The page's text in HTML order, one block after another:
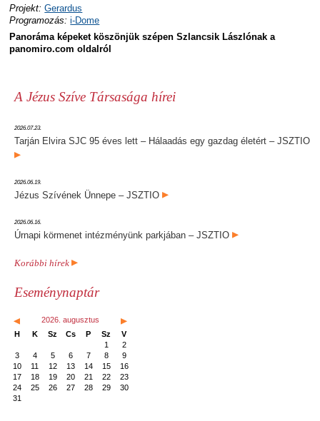
Projekt: Gerardus
Programozás: i-Dome
Panoráma képeket köszönjük szépen Szlancsik Lászlónak a
panomiro.com oldalról
A Jézus Szíve Társasága hírei
2026.07.23.
Tarján Elvira SJC 95 éves lett – Hálaadás egy gazdag életért – JSZTIO
2026.06.19.
Jézus Szívének Ünnepe – JSZTIO
2026.06.16.
Úrnapi körmenet intézményünk parkjában – JSZTIO
Korábbi hírek
Eseménynaptár
2026. augusztus
H
K Sz Cs P Sz
V
1
2
3
4 5 6 7 8
9
10
11 12 13 14 15
16
17
18 19 20 21 22
23
24
25 26 27 28 29
30
31